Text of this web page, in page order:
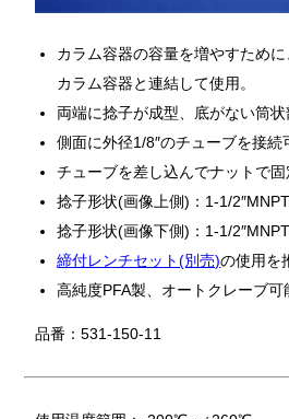
カラム容器の容量を増やすため
カラム容器と連結して使用。
両端に捻子が成型、底がない筒状
側面に外径1/8″のチューブを接続
チューブを差し込んでナットで固
捻子形状(画像上側)：1-1/2″MNPT
捻子形状(画像下側)：1-1/2″MNPT
締付レンチセット(別売)の使用を
高純度PFA製、オートクレーブ可
品番：531-150-11